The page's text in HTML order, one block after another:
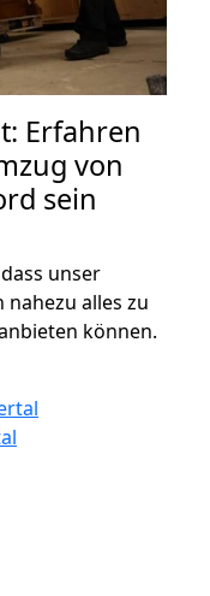
Erfahren
von
sein
unser
alles zu
können.